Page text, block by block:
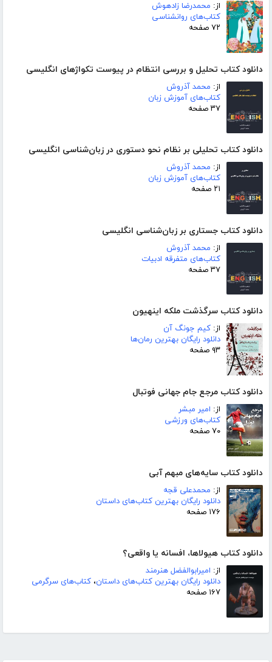
از: محمدرضا زادهوش
کتاب‌های روانشناسی
۷۲ صفحه
دانلود کتاب تحلیل و بررسی انتظام در پیوست تکواژهای انگلیسی
از: محمد آذروش
کتاب‌های آموزش زبان
۳۷ صفحه
دانلود کتاب تحلیلی بر نظام نحو دستوری در زبان‌شناسی انگلیسی
از: محمد آذروش
کتاب‌های آموزش زبان
۲۱ صفحه
دانلود کتاب جستاری بر زبان‌شناسی انگلیسی
از: محمد آذروش
کتاب‌های متفرقه ادبیات
۳۷ صفحه
دانلود کتاب سرگذشت ملکه اینهیون
از: کیم جونگ آن
دانلود رایگان بهترین رمان‌ها
۹۳ صفحه
دانلود کتاب مرجع جام جهانی فوتبال
از: امیر مبشر
کتاب‌های ورزشی
۷۰ صفحه
دانلود کتاب سایه‌های مبهم آبی
از: محمدعلی قجه
دانلود رایگان بهترین کتاب‌های داستان
۱۷۶ صفحه
دانلود کتاب هیولاها، افسانه یا واقعی؟
از: امیرابوالفضل هنرمند
دانلود رایگان بهترین کتاب‌های داستان، کتاب‌های سرگرمی
۱۶۷ صفحه